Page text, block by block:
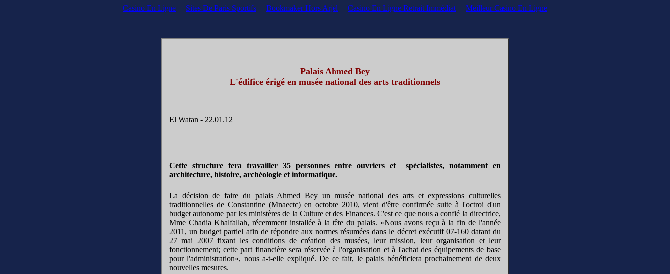
Casino En Ligne Sites De Paris Sportifs Bookmaker Hors Arjel Casino En Ligne Retrait Immédiat Meilleur Casino En Ligne
Palais Ahmed Bey
L'édifice érigé en musée national des arts traditionnels
El Watan - 22.01.12
Cette structure fera travailler 35 personnes entre ouvriers et spécialistes, notamment en
architecture, histoire, archéologie et informatique.
La décision de faire du palais Ahmed Bey un musée national des arts et expressions culturelles
traditionnelles de Constantine (Mnaectc) en octobre 2010, vient d'être confirmée suite à l'octroi d'un
budget autonome par les ministères de la Culture et des Finances. C'est ce que nous a confié la directrice,
Mme Chadia Khalfallah, récemment installée à la tête du palais. «Nous avons reçu à la fin de l'année
2011, un budget partiel afin de répondre aux normes résumées dans le décret exécutif 07-160 datant du
27 mai 2007 fixant les conditions de création des musées, leur mission, leur organisation et leur
fonctionnement; cette part financière sera réservée à l'organisation et à l'achat des équipements de base
pour l'administration», nous a-t-elle expliqué. De ce fait, le palais bénéficiera prochainement de deux
nouvelles mesures.